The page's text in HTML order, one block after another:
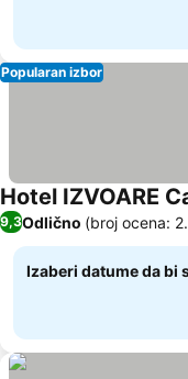
Popularan izbor
Hotel IZVOARE
9,3Odlično (broj ocena:
Izaberi datume da bi